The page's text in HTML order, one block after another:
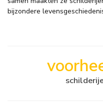
bijzondere